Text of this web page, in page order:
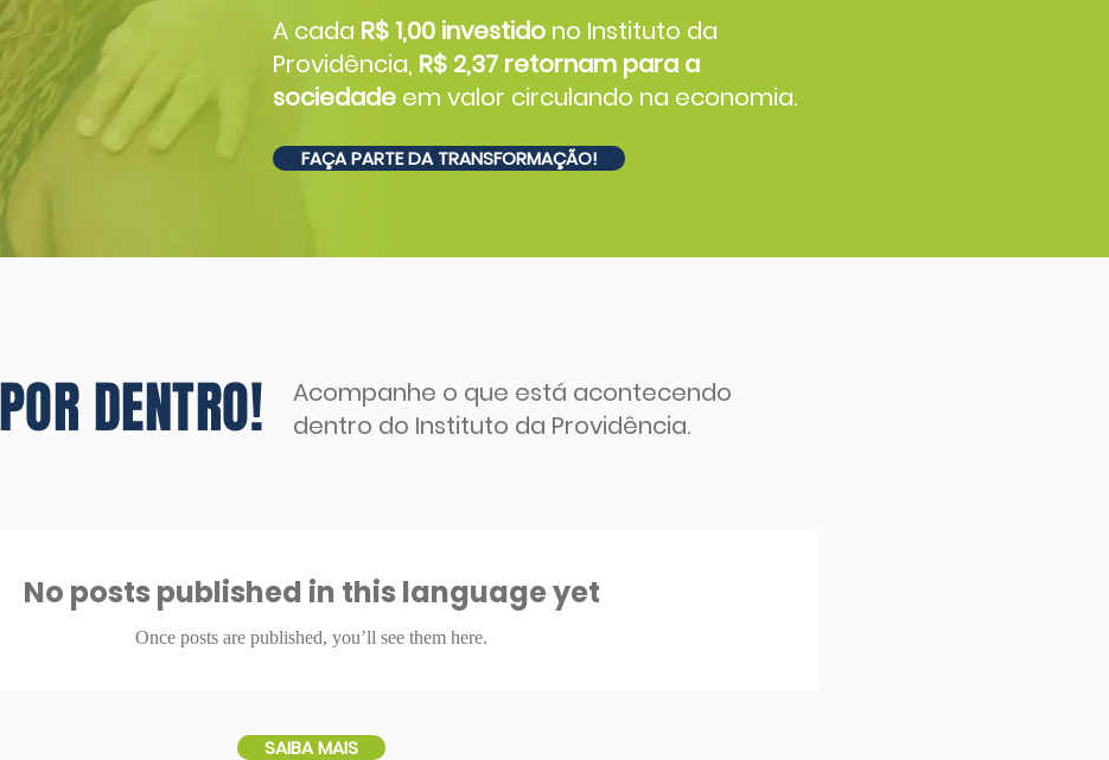
A cada R$ 1,00 investido no Instituto da
Providência, R$ 2,37 retornam para a
sociedade em valor circulando na economia.
FAÇA PARTE DA TRANSFORMAÇÃO!
DENTRO!
Acompanhe o que está acontecendo
dentro do Instituto da Providência.
No posts published in this language yet
Once posts are published, you’ll see them here.
SAIBA MAIS